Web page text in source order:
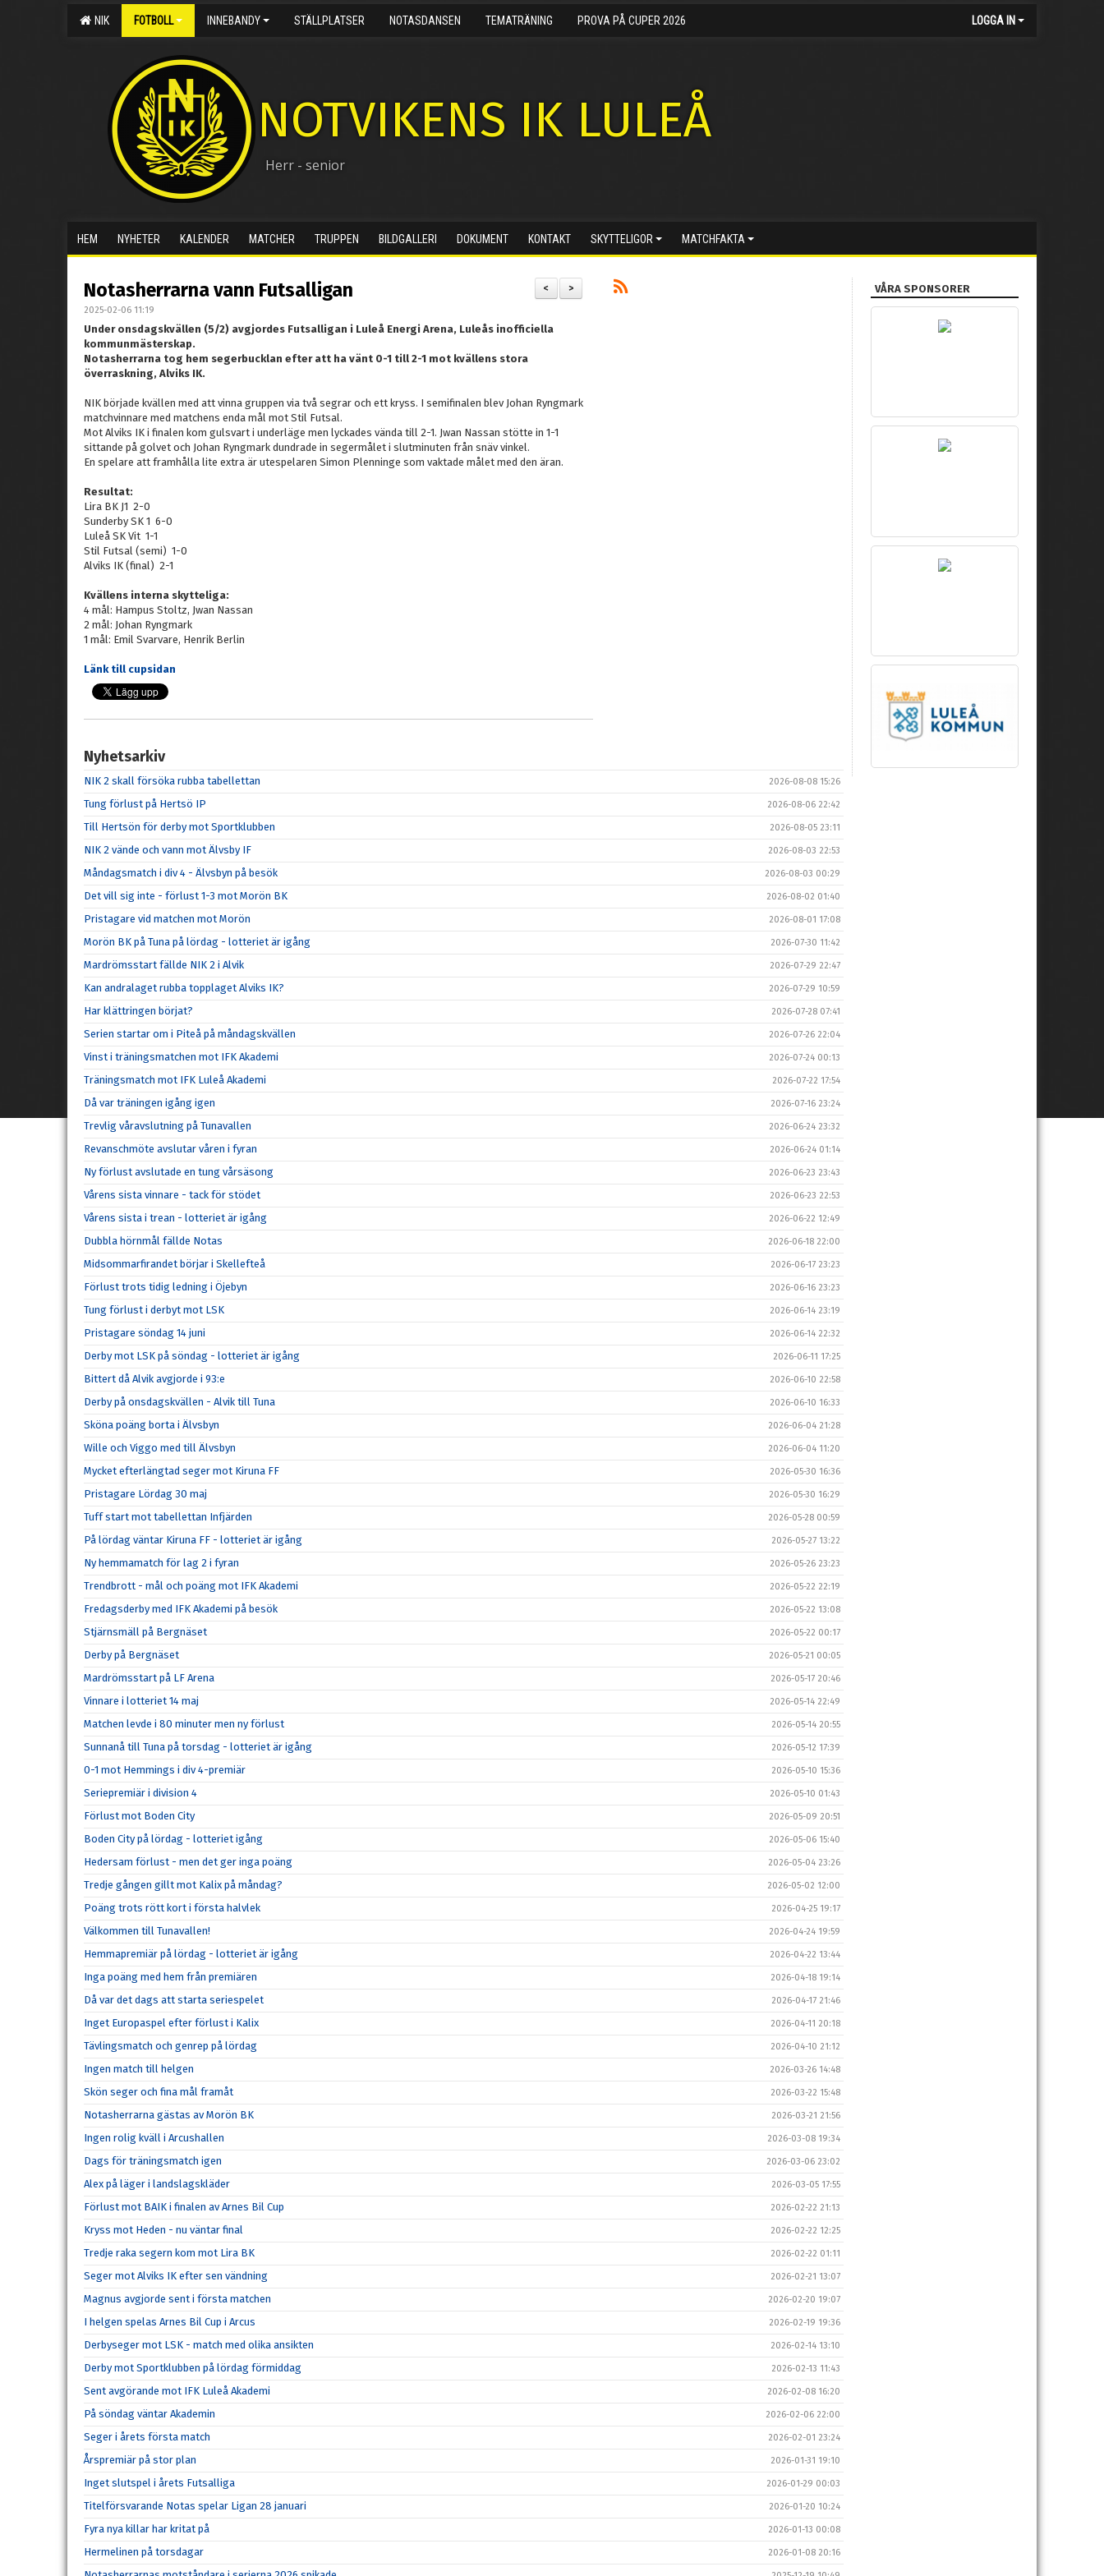
NIK FOTBOLL INNEBANDY STÄLLPLATSER NOTASDANSEN TEMATRÄNING PROVA PÅ CUPER 2026 LOGGA IN
NOTVIKENS IK LULEÅ
Herr - senior
HEM NYHETER KALENDER MATCHER TRUPPEN BILDGALLERI DOKUMENT KONTAKT SKYTTELIGOR MATCHFAKTA
>
<
Notasherrarna vann Futsalligan
2025-02-06 11:19
Under onsdagskvällen (5/2) avgjordes Futsalligan i Luleå Energi Arena, Luleås inofficiella
kommunmästerskap.
Notasherrarna tog hem segerbucklan efter att ha vänt 0-1 till 2-1 mot kvällens stora
överraskning, Alviks IK.
NIK började kvällen med att vinna gruppen via två segrar och ett kryss. I semifinalen blev Johan Ryngmark
matchvinnare med matchens enda mål mot Stil Futsal.
Mot Alviks IK i finalen kom gulsvart i underläge men lyckades vända till 2-1. Jwan Nassan stötte in 1-1
sittande på golvet och Johan Ryngmark dundrade in segermålet i slutminuten från snäv vinkel.
En spelare att framhålla lite extra är utespelaren Simon Plenninge som vaktade målet med den äran.
Resultat:
Lira BK J1 2-0
Sunderby SK 1 6-0
Luleå SK Vit 1-1
Stil Futsal (semi) 1-0
Alviks IK (final) 2-1
Kvällens interna skytteliga:
4 mål: Hampus Stoltz, Jwan Nassan
2 mål: Johan Ryngmark
1 mål: Emil Svarvare, Henrik Berlin
Länk till cupsidan
Nyhetsarkiv
NIK 2 skall försöka rubba tabellettan 2026-08-08 15:26
Tung förlust på Hertsö IP 2026-08-06 22:42
Till Hertsön för derby mot Sportklubben 2026-08-05 23:11
NIK 2 vände och vann mot Älvsby IF 2026-08-03 22:53
Måndagsmatch i div 4 - Älvsbyn på besök 2026-08-03 00:29
Det vill sig inte - förlust 1-3 mot Morön BK 2026-08-02 01:40
Pristagare vid matchen mot Morön 2026-08-01 17:08
Morön BK på Tuna på lördag - lotteriet är igång 2026-07-30 11:42
Mardrömsstart fällde NIK 2 i Alvik 2026-07-29 22:47
Kan andralaget rubba topplaget Alviks IK? 2026-07-29 10:59
Har klättringen börjat? 2026-07-28 07:41
Serien startar om i Piteå på måndagskvällen 2026-07-26 22:04
Vinst i träningsmatchen mot IFK Akademi 2026-07-24 00:13
Träningsmatch mot IFK Luleå Akademi 2026-07-22 17:54
Då var träningen igång igen 2026-07-16 23:24
Trevlig våravslutning på Tunavallen 2026-06-24 23:32
Revanschmöte avslutar våren i fyran 2026-06-24 01:14
Ny förlust avslutade en tung vårsäsong 2026-06-23 23:43
Vårens sista vinnare - tack för stödet 2026-06-23 22:53
Vårens sista i trean - lotteriet är igång 2026-06-22 12:49
Dubbla hörnmål fällde Notas 2026-06-18 22:00
Midsommarfirandet börjar i Skellefteå 2026-06-17 23:23
Förlust trots tidig ledning i Öjebyn 2026-06-16 23:23
Tung förlust i derbyt mot LSK 2026-06-14 23:19
Pristagare söndag 14 juni 2026-06-14 22:32
Derby mot LSK på söndag - lotteriet är igång 2026-06-11 17:25
Bittert då Alvik avgjorde i 93:e 2026-06-10 22:58
Derby på onsdagskvällen - Alvik till Tuna 2026-06-10 16:33
Sköna poäng borta i Älvsbyn 2026-06-04 21:28
Wille och Viggo med till Älvsbyn 2026-06-04 11:20
Mycket efterlängtad seger mot Kiruna FF 2026-05-30 16:36
Pristagare Lördag 30 maj 2026-05-30 16:29
Tuff start mot tabellettan Infjärden 2026-05-28 00:59
På lördag väntar Kiruna FF - lotteriet är igång 2026-05-27 13:22
Ny hemmamatch för lag 2 i fyran 2026-05-26 23:23
Trendbrott - mål och poäng mot IFK Akademi 2026-05-22 22:19
Fredagsderby med IFK Akademi på besök 2026-05-22 13:08
Stjärnsmäll på Bergnäset 2026-05-22 00:17
Derby på Bergnäset 2026-05-21 00:05
Mardrömsstart på LF Arena 2026-05-17 20:46
Vinnare i lotteriet 14 maj 2026-05-14 22:49
Matchen levde i 80 minuter men ny förlust 2026-05-14 20:55
Sunnanå till Tuna på torsdag - lotteriet är igång 2026-05-12 17:39
0-1 mot Hemmings i div 4-premiär 2026-05-10 15:36
Seriepremiär i division 4 2026-05-10 01:43
Förlust mot Boden City 2026-05-09 20:51
Boden City på lördag - lotteriet igång 2026-05-06 15:40
Hedersam förlust - men det ger inga poäng 2026-05-04 23:26
Tredje gången gillt mot Kalix på måndag? 2026-05-02 12:00
Poäng trots rött kort i första halvlek 2026-04-25 19:17
Välkommen till Tunavallen! 2026-04-24 19:59
Hemmapremiär på lördag - lotteriet är igång 2026-04-22 13:44
Inga poäng med hem från premiären 2026-04-18 19:14
Då var det dags att starta seriespelet 2026-04-17 21:46
Inget Europaspel efter förlust i Kalix 2026-04-11 20:18
Tävlingsmatch och genrep på lördag 2026-04-10 21:12
Ingen match till helgen 2026-03-26 14:48
Skön seger och fina mål framåt 2026-03-22 15:48
Notasherrarna gästas av Morön BK 2026-03-21 21:56
Ingen rolig kväll i Arcushallen 2026-03-08 19:34
Dags för träningsmatch igen 2026-03-06 23:02
Alex på läger i landslagskläder 2026-03-05 17:55
Förlust mot BAIK i finalen av Arnes Bil Cup 2026-02-22 21:13
Kryss mot Heden - nu väntar final 2026-02-22 12:25
Tredje raka segern kom mot Lira BK 2026-02-22 01:11
Seger mot Alviks IK efter sen vändning 2026-02-21 13:07
Magnus avgjorde sent i första matchen 2026-02-20 19:07
I helgen spelas Arnes Bil Cup i Arcus 2026-02-19 19:36
Derbyseger mot LSK - match med olika ansikten 2026-02-14 13:10
Derby mot Sportklubben på lördag förmiddag 2026-02-13 11:43
Sent avgörande mot IFK Luleå Akademi 2026-02-08 16:20
På söndag väntar Akademin 2026-02-06 22:00
Seger i årets första match 2026-02-01 23:24
Årspremiär på stor plan 2026-01-31 19:10
Inget slutspel i årets Futsalliga 2026-01-29 00:03
Titelförsvarande Notas spelar Ligan 28 januari 2026-01-20 10:24
Fyra nya killar har kritat på 2026-01-13 00:08
Hermelinen på torsdagar 2026-01-08 20:16
VÅRA SPONSORER